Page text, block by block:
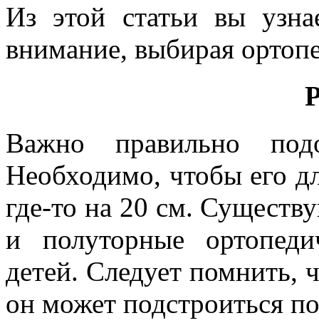
Из этой статьи вы
внимание, выбирая
Важно правильно
Необходимо, чтобы его
где-то на 20 см.
и полуторные
детей. Следует помнить,
он может подстроиться